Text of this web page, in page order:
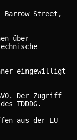
Barrow Street,
über
eingewilligt
Der Zugriff
TDDDG.
aus der EU